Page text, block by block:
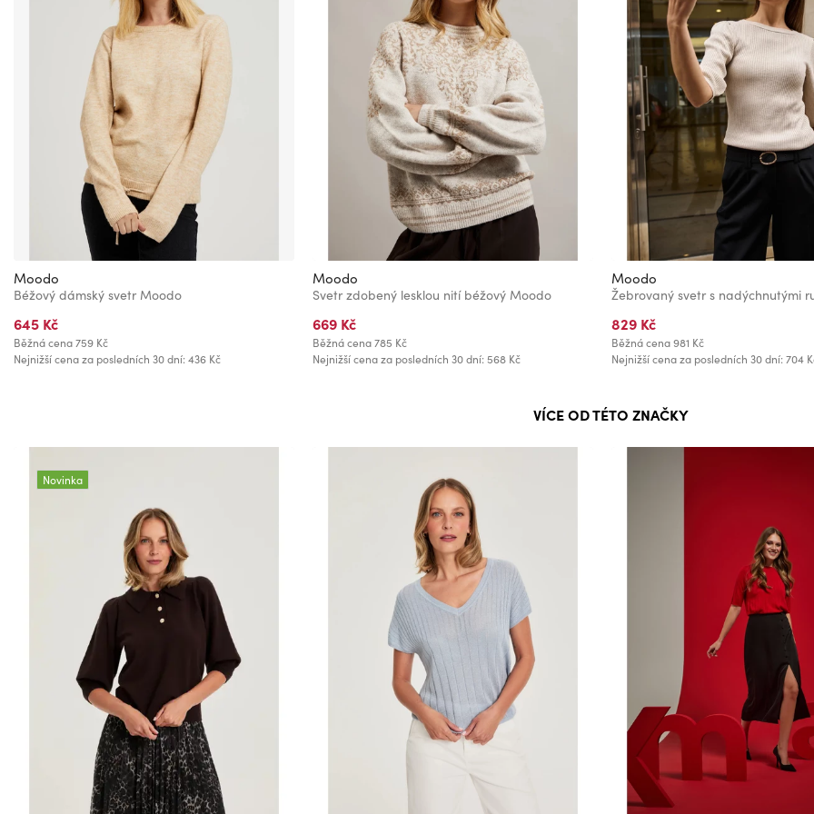
Moodo
Béžový dámský svetr Moodo
645 Kč
Běžná cena759 Kč
Nejnižší cena za posledních 30 dní: 436 Kč
Moodo
Svetr zdobený lesklou nití béžový Moodo
669 Kč
Běžná cena785 Kč
Nejnižší cena za posledních 30 dní: 568 Kč
Moodo
829 Kč
Běžná cena981 Kč
Nejnižší cena za posledních 30 dní: 704
VÍCE OD TÉTO ZNAČKY
Novinka